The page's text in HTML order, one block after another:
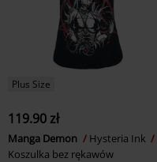
Plus Size
119.90 zł
Manga Demon
Hysteria Ink
Koszulka bez rękawów